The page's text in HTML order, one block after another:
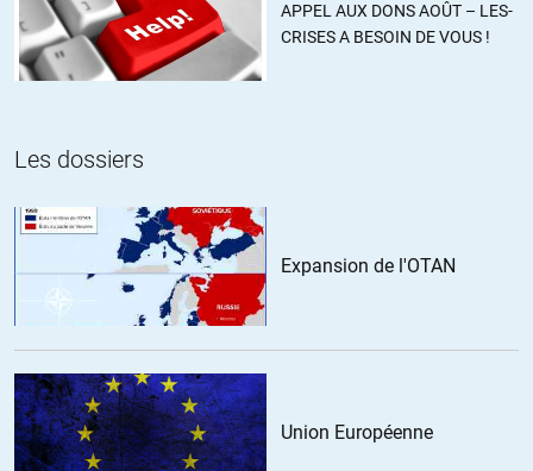
Un potager ne fait rêver que les bobos. Il est possible de faire
pousser ses légumes hors-sol.
on ne peut pas reprocher a une personne de la populace ce
qu’a fait sarkozy a des centaine de millier de libyens , certes
nos sociétés sont malades de vices mais les décideurs le sont
1000 fois plus , et notre silence envers eux nous rend complice
de leur crimes ,
ils affaiblissent nos nations dans des crises pour ensuite par
une politique de fuite en avant nous pousser a faire des saigné
de plusieurs million de personne dans d’autre pays .
dans la tète de nos décideur l’idée dune union s’est faite pour
APPEL AUX DONS AOÛT – LES-
CRISES A BESOIN DE VOUS !
Les dossiers
Expansion de l'OTAN
Union Européenne